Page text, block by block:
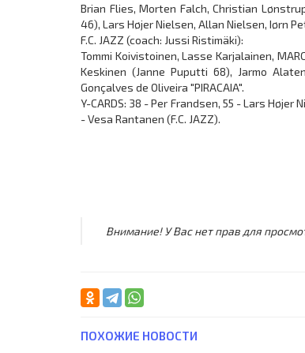
Brian Flies, Morten Falch, Christian
46), Lars Højer Nielsen, Allan Nielsen, Iørn
F.C. JAZZ (coach: Jussi Ristimäki):
Tommi Koivistoinen, Lasse Karjalainen,
Keskinen (Janne Puputti 68), Jarmo
Gonçalves de Oliveira "PIRACAIA".
Y-CARDS: 38 - Per Frandsen, 55 - Lars Højer
- Vesa Rantanen (F.C. JAZZ).
Внимание! У Вас нет прав для
ПОХОЖИЕ НОВОСТИ